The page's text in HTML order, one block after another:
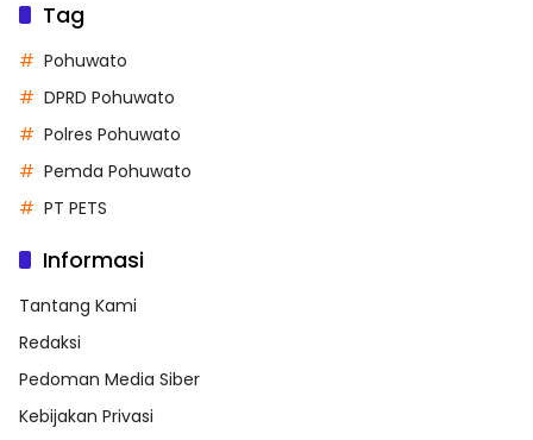
Tag
Pohuwato
DPRD Pohuwato
Polres Pohuwato
Pemda Pohuwato
PT PETS
Informasi
Tantang Kami
Redaksi
Pedoman Media Siber
Kebijakan Privasi